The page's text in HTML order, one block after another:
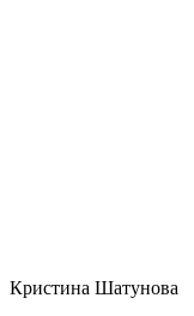
Кристина Шатунова